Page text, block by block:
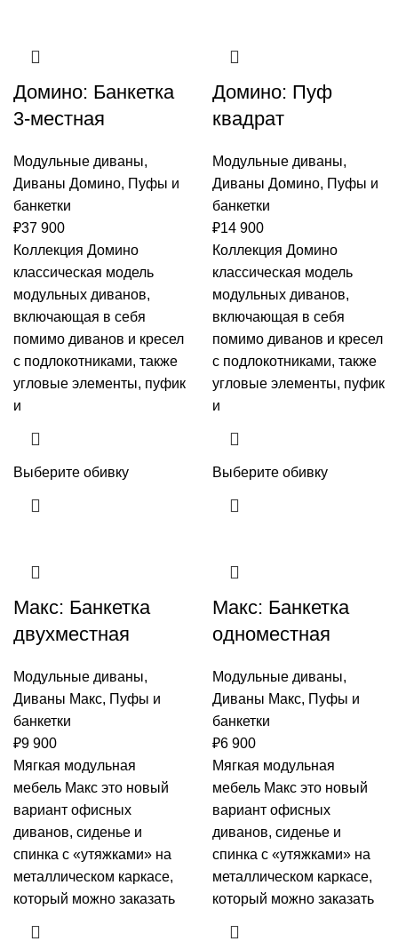
Домино: Банкетка
3-местная
Модульные диваны,
Диваны Домино, Пуфы и
банкетки
₽37 900
Коллекция Домино
классическая модель
модульных диванов,
включающая в себя
помимо диванов и кресел
с подлокотниками, также
угловые элементы, пуфик
и
Выберите обивку
Домино: Пуф
квадрат
Модульные диваны,
Диваны Домино, Пуфы и
банкетки
₽14 900
Коллекция Домино
классическая модель
модульных диванов,
включающая в себя
помимо диванов и кресел
с подлокотниками, также
угловые элементы, пуфик
и
Выберите обивку
Макс: Банкетка
двухместная
Модульные диваны,
Диваны Макс, Пуфы и
банкетки
₽9 900
Мягкая модульная
мебель Макс это новый
вариант офисных
диванов, сиденье и
спинка с «утяжками» на
металлическом каркасе,
который можно заказать
Макс: Банкетка
одноместная
Модульные диваны,
Диваны Макс, Пуфы и
банкетки
₽6 900
Мягкая модульная
мебель Макс это новый
вариант офисных
диванов, сиденье и
спинка с «утяжками» на
металлическом каркасе,
который можно заказать